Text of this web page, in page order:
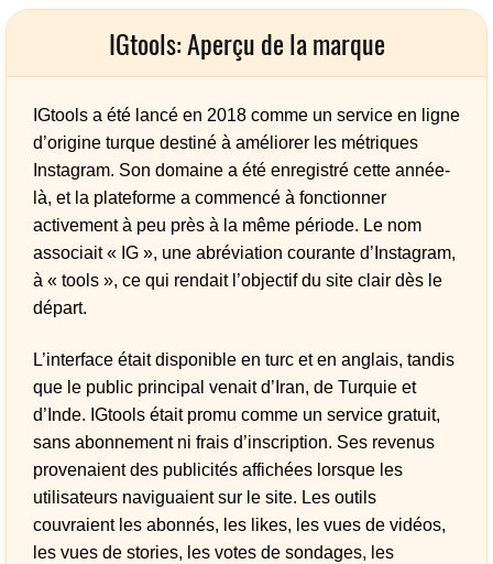
IGtools: Aperçu de la marque
IGtools a été lancé en 2018 comme un service en ligne
d’origine turque destiné à améliorer les métriques
Instagram. Son domaine a été enregistré cette année-
là, et la plateforme a commencé à fonctionner
activement à peu près à la même période. Le nom
associait « IG », une abréviation courante d’Instagram,
à « tools », ce qui rendait l’objectif du site clair dès le
départ.
L’interface était disponible en turc et en anglais, tandis
que le public principal venait d’Iran, de Turquie et
d’Inde. IGtools était promu comme un service gratuit,
sans abonnement ni frais d’inscription. Ses revenus
provenaient des publicités affichées lorsque les
utilisateurs naviguaient sur le site. Les outils
couvraient les abonnés, les likes, les vues de vidéos,
les vues de stories, les votes de sondages, les